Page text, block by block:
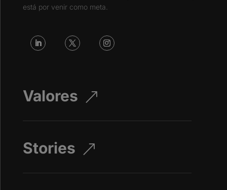
está por venir como meta.
Valores &
Stories &